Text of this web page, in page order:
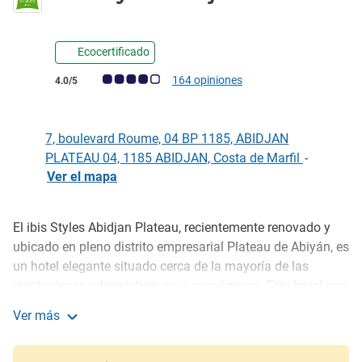
Ecocertificado
Nota de clientes de Avis (Clasificación de ALL)
4.0/5 164 opiniones
7, boulevard Roume, 04 BP 1185, ABIDJAN
PLATEAU 04, 1185 ABIDJAN, Costa de Marfil -
Ver el mapa
Descripción
El ibis Styles Abidjan Plateau, recientemente renovado y
ubicado en pleno distrito empresarial Plateau de Abiyán, es
un hotel elegante situado cerca de la mayoría de las
estancias de negocios. Descubra los sabores locales e
internacionales en el bar y el restaurante. El equipo le
Ver más